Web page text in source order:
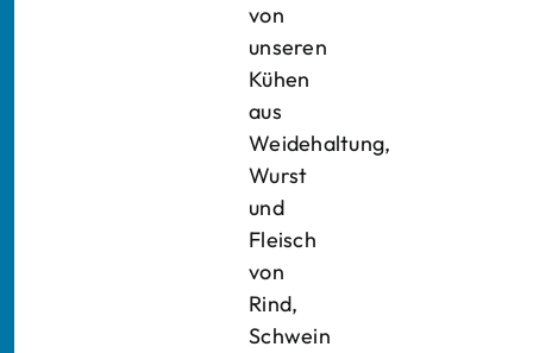
von
unseren
Kühen
aus
Weidehaltung,
Wurst
und
Fleisch
von
Rind,
Schwein